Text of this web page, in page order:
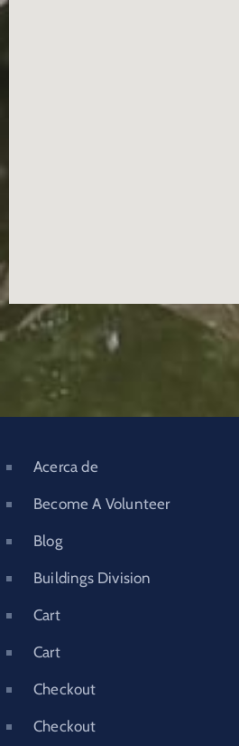
Acerca de
Become A Volunteer
Blog
Buildings Division
Cart
Cart
Checkout
Checkout